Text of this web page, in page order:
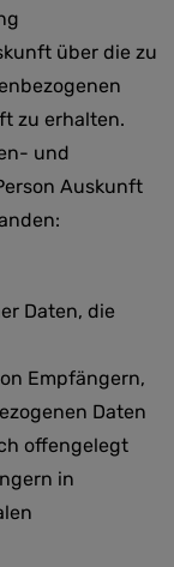
über die zu
zu erhalten.
und
Auskunft
Daten, die
Empfängern,
Daten
offengelegt
in